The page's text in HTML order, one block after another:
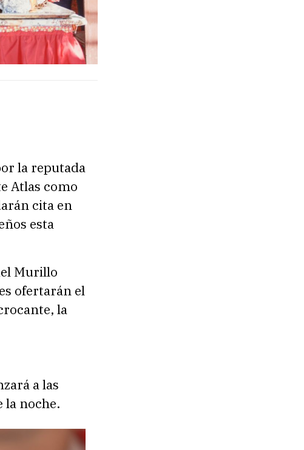
la reputada
Atlas como
cita en
esta
Murillo
ofertarán el
la
a las
la noche.